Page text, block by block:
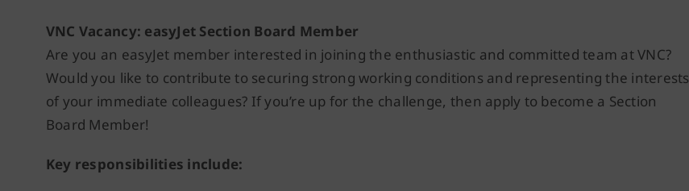
VNC Vacancy: easyJet Section Board Member
Are you an easyJet member interested in joining the enthusiastic and committed team at VNC?
Would you like to contribute to securing strong working conditions and representing the interests
of your immediate colleagues? If you’re up for the challenge, then apply to become a Section
Board Member!
Key responsibilities include: